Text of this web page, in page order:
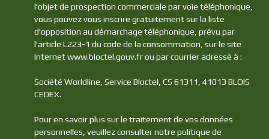
l'objet de prospection commerciale par voie téléphonique,
vous pouvez vous inscrire gratuitement sur la liste
d'opposition au démarchage téléphonique, prévu par
l'article L223-1 du code de la consommation, sur le site
Internet www.bloctel.gouv.fr ou par courrier adressé à :
Société Worldline, Service Bloctel, CS 61311, 41013 BLOIS
CEDEX.
Pour en savoir plus sur le traitement de vos données
personnelles, veuillez consulter notre politique de